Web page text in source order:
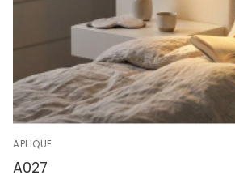
APLIQUE
A027